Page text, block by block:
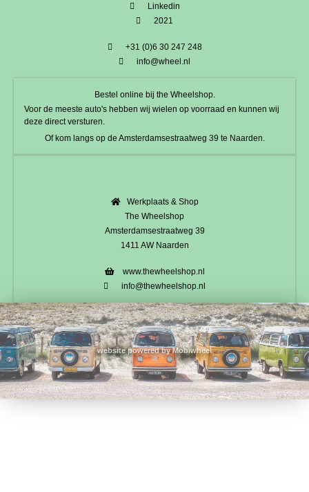
Linkedin
2021
+31 (0)6 30 247 248
info@wheel.nl
Bestel online bij the Wheelshop.
Voor de meeste auto's hebben wij wielen op voorraad en kunnen wij
deze direct versturen.
Of kom langs op de Amsterdamsestraatweg 39 te Naarden.
Werkplaats & Shop
The Wheelshop
Amsterdamsestraatweg 39
1411 AW Naarden
www.thewheelshop.nl
info@thewheelshop.nl
website powered by Mobiwheel